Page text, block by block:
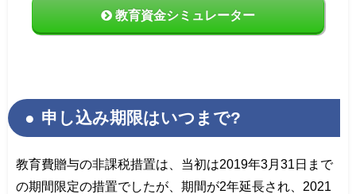
教育資金シミュレーター
申し込み期限はいつまで?
教育費贈与の非課税措置は、当初は2019年3月31日まで
の期間限定の措置でしたが、期間が2年延長され、2021